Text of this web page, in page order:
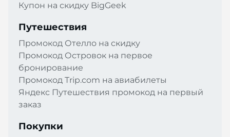
Купон на скидку BigGeek
Путешествия
Промокод Отелло на скидку
Промокод Островок на первое
бронирование
Промокод Trip.com на авиабилеты
Яндекс Путешествия промокод на первый
заказ
Покупки